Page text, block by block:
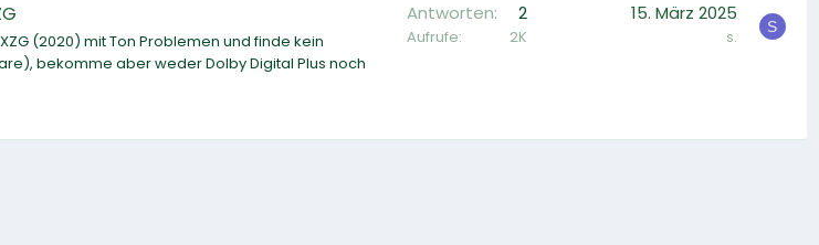
(2020) mit Ton Problemen und finde kein
bekomme aber weder Dolby Digital Plus noch
Antworten 2
Aufrufe 2K
15. März 2025
s. S